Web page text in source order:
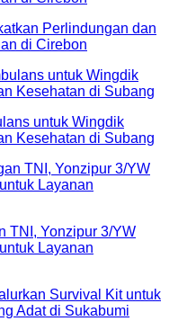
Perlindungan dan
di Cirebon
untuk Wingdik
Kesehatan di Subang
TNI, Yonzipur 3/YW
Layanan